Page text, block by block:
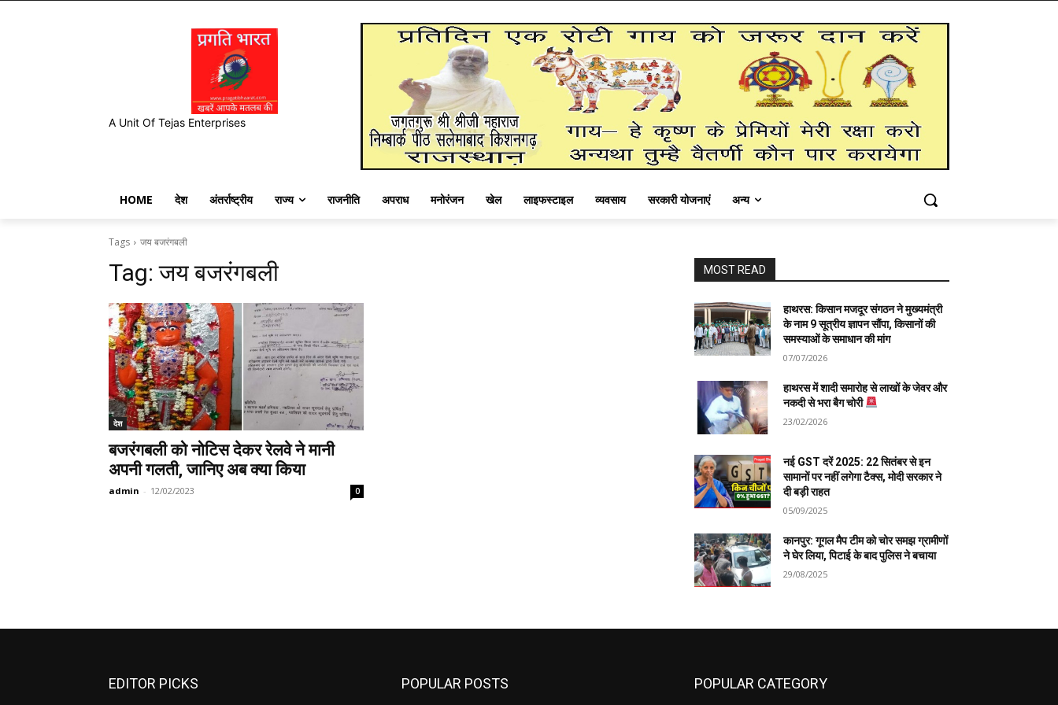
A Unit Of Tejas Enterprises
HOME देश अंतर्राष्ट्रीय राज्य राजनीति अपराध मनोरंजन खेल लाइफस्टाइल व्यवसाय सरकारी योजनाएं अन्य
Tags जय बजरंगबली
Tag:जय बजरंगबली
देश
बजरंगबली को नोटिस देकर रेलवे ने मानी
अपनी गलती, जानिए अब क्या किया
admin - 12/02/2023 0
MOST READ
हाथरस: किसान मजदूर संगठन ने मुख्यमंत्री
के नाम 9 सूत्रीय ज्ञापन सौंपा, किसानों की
समस्याओं के समाधान की मांग
07/07/2026
हाथरस में शादी समारोह से लाखों के जेवर और
नकदी से भरा बैग चोरी
23/02/2026
नई GST दरें 2025: 22 सितंबर से इन
सामानों पर नहीं लगेगा टैक्स, मोदी सरकार ने
दी बड़ी राहत
05/09/2025
कानपुर: गूगल मैप टीम को चोर समझ ग्रामीणों
ने घेर लिया, पिटाई के बाद पुलिस ने बचाया
29/08/2025
EDITOR PICKS POPULAR POSTS POPULAR CATEGORY